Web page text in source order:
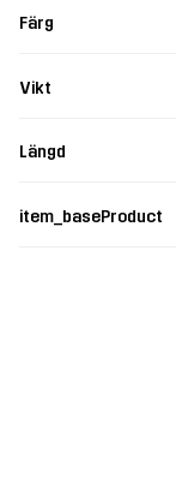
Färg
Vikt
Längd
item_baseProduct